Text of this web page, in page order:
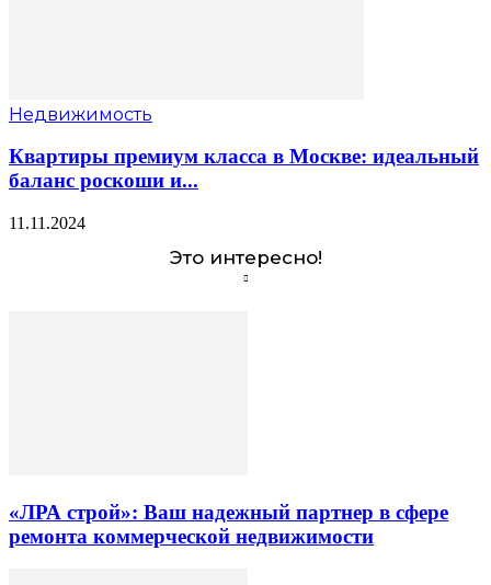
Недвижимость
Квартиры премиум класса в Москве: идеальный
баланс роскоши и...
11.11.2024
Это интересно!
«ЛРА строй»: Ваш надежный партнер в сфере
ремонта коммерческой недвижимости